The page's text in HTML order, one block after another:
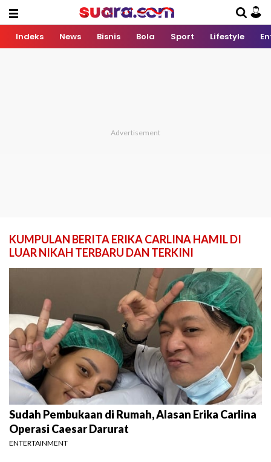
Indeks News Bisnis Bola Sport Lifestyle
KUMPULAN BERITA ERIKA CARLINA HAMIL DI
LUAR NIKAH TERBARU DAN TERKINI
Sudah Pembukaan di Rumah, Alasan Erika Carlina
Operasi Caesar Darurat
ENTERTAINMENT